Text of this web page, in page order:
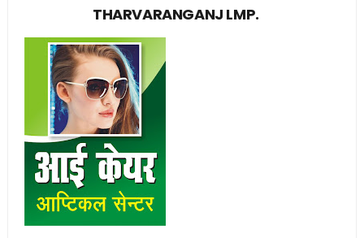
THARVARANGANJ LMP.